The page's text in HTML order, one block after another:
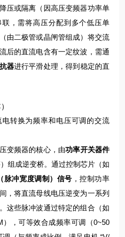
压或隔离（因高压变频器功率单
，需将高压分配到多个低压单
由二极管或晶闸管组成）将交流
后的直流电含有一定纹波，需通
器进行平滑处理，得到稳定的直
电转换为频率和电压可调的交流
变频器的核心，由功率开关器件
）组成逆变桥。通过控制芯片（如
脉冲宽度调制）信号 ，控制功率
，将直流母线电压逆变为一系列
这些脉冲波通过特定的组合（如
），可等效合成频率可调（0~50